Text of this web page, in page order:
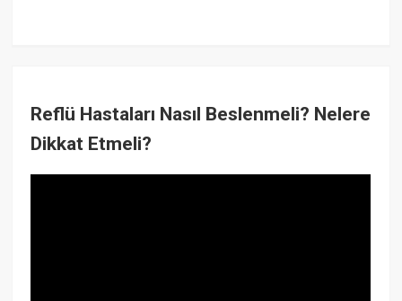
Reflü Hastaları Nasıl Beslenmeli? Nelere
Dikkat Etmeli?